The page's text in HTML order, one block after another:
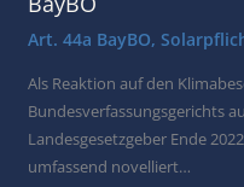
Art. 44a BayBO,
Als Reaktion auf den
Bundesverfassungsgerichts
Landesgesetzgeber Ende
umfassend novelliert…